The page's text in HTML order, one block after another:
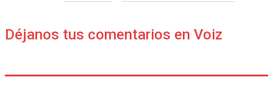
Déjanos tus comentarios en Voiz